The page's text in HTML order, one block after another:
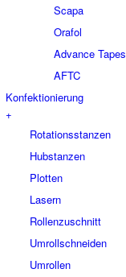
Scapa
Orafol
Advance Tapes
AFTC
Konfektionierung
+
Rotationsstanzen
Hubstanzen
Plotten
Lasern
Rollenzuschnitt
Umrollschneiden
Umrollen